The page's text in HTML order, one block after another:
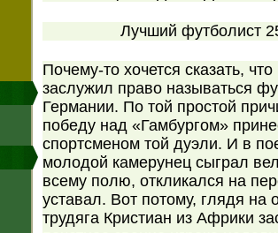
Лучший футболист
Почему-то хочется сказать,
заслужил право называться
Германии. По той простой
победу над «Гамбургом»
спортсменом той дуэли. И в
молодой камерунец сыграл
всему полю, откликался на
уставал. Вот потому, глядя
трудяга Кристиан из Африки